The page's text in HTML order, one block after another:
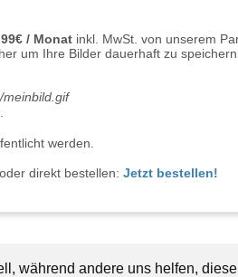
während andere uns helfen,
/ Monat inkl. MwSt. von unserem
um Ihre Bilder dauerhaft zu
werden.
oder direkt bestellen: Jetzt bestellen!